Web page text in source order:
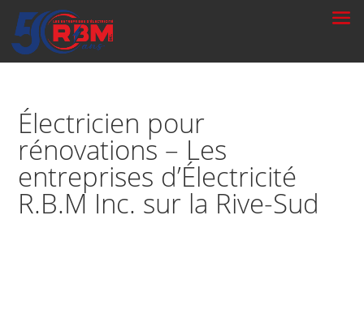
Électricien pour
rénovations – Les
entreprises d’Électricité
R.B.M Inc. sur la Rive-Sud